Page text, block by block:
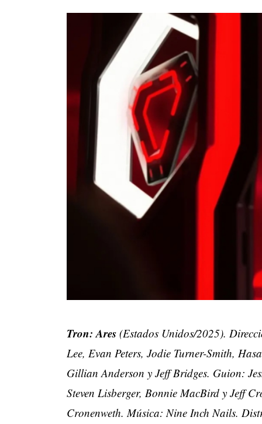
Tron: Ares (Estados Unidos/2025).
Lee, Evan Peters, Jodie Turner-Smith,
Gillian Anderson y Jeff Bridges. Guion:
Steven Lisberger, Bonnie MacBird y Jeff
Cronenweth. Música: Nine Inch Nails.